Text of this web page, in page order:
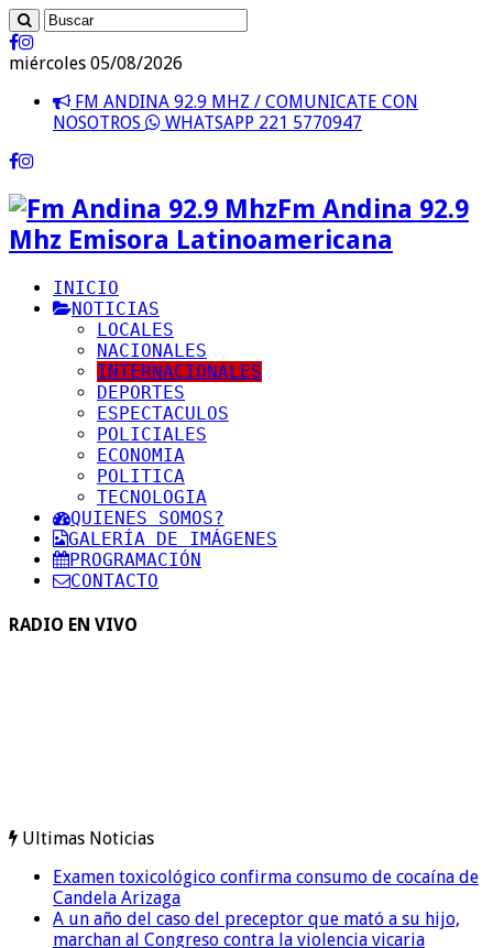
miércoles 05/08/2026
FM ANDINA 92.9 MHZ / COMUNICATE CON
NOSOTROS
WHATSAPP 221 5770947
Fm Andina 92.9
Mhz Emisora Latinoamericana
INICIO
NOTICIAS
LOCALES
NACIONALES
INTERNACIONALES
DEPORTES
ESPECTACULOS
POLICIALES
ECONOMIA
POLITICA
TECNOLOGIA
QUIENES SOMOS?
GALERÍA DE IMÁGENES
PROGRAMACIÓN
CONTACTO
RADIO EN VIVO
Ultimas Noticias
Examen toxicológico confirma consumo de cocaína de
Candela Arizaga
A un año del caso del preceptor que mató a su hijo,
marchan al Congreso contra la violencia vicaria